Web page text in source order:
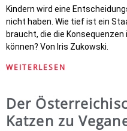
Kindern wird eine
nicht haben. Wie tief ist ein
braucht, die die
können? Von Iris Zukowski.
WEITERLESEN
Der
Katzen zu